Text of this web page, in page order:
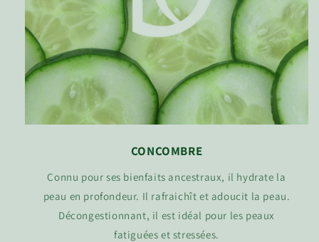
CONCOMBRE
Connu pour ses bienfaits ancestraux, il hydrate la
peau en profondeur. Il rafraichît et adoucit la peau.
Décongestionnant, il est idéal pour les peaux
fatiguées et stressées.